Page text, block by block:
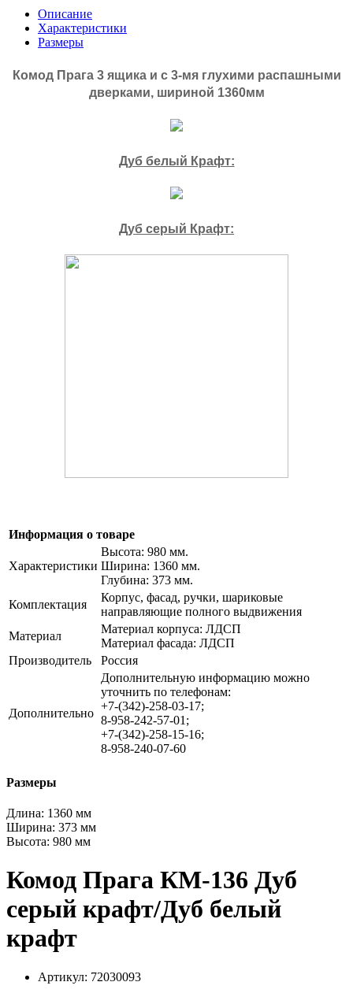
Описание
Характеристики
Размеры
Комод Прага 3 ящика и с 3-мя глухими распашными
дверками, шириной 1360мм
Дуб белый Крафт:
Дуб серый Крафт:
Информация о товаре
Характеристики
Высота: 980 мм.
Ширина: 1360 мм.
Глубина: 373 мм.
Комплектация
Корпус, фасад, ручки, шариковые
направляющие полного выдвижения
Материал
Материал корпуса: ЛДСП
Материал фасада: ЛДСП
Производитель
Россия
Дополнительно
Дополнительную информацию можно
уточнить по телефонам:
+7-(342)-258-03-17;
8-958-242-57-01;
+7-(342)-258-15-16;
8-958-240-07-60
Размеры
Длина: 1360 мм
Ширина: 373 мм
Высота: 980 мм
Комод Прага КМ-136 Дуб
серый крафт/Дуб белый
крафт
Артикул: 72030093